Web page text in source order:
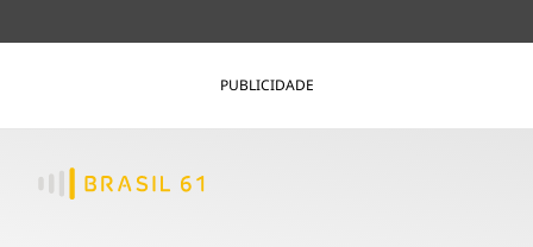
PUBLICIDADE